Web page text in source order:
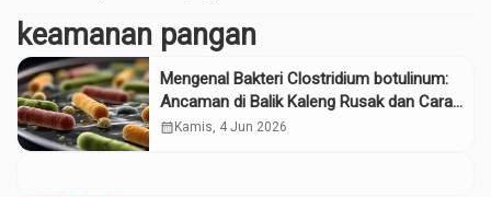
keamanan pangan
Mengenal Bakteri Clostridium botulinum:
Ancaman di Balik Kaleng Rusak dan Cara
Ampuh Menginaktivasinya
calendar_month Kamis, 4 Jun 2026